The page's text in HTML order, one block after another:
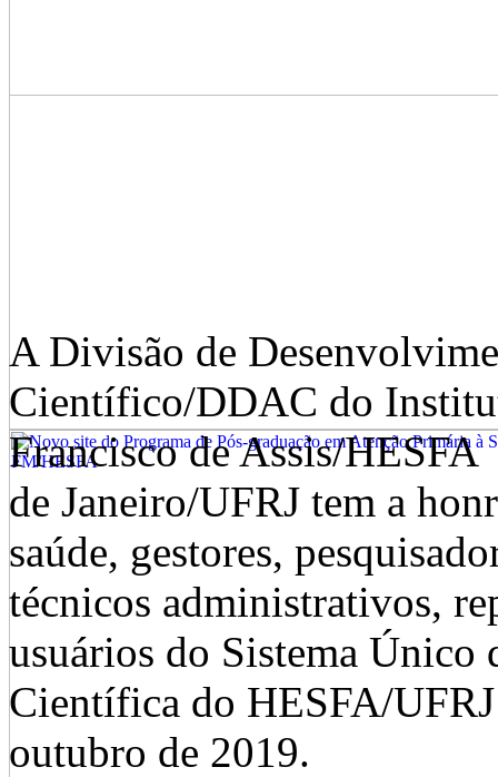
A Divisão de
Científico/DDAC do
Francisco de Assis/
de Janeiro/UFRJ tem a
saúde, gestores,
técnicos administrativos,
usuários do Sistema Único
Científica do HESFA/
outubro de 2019.